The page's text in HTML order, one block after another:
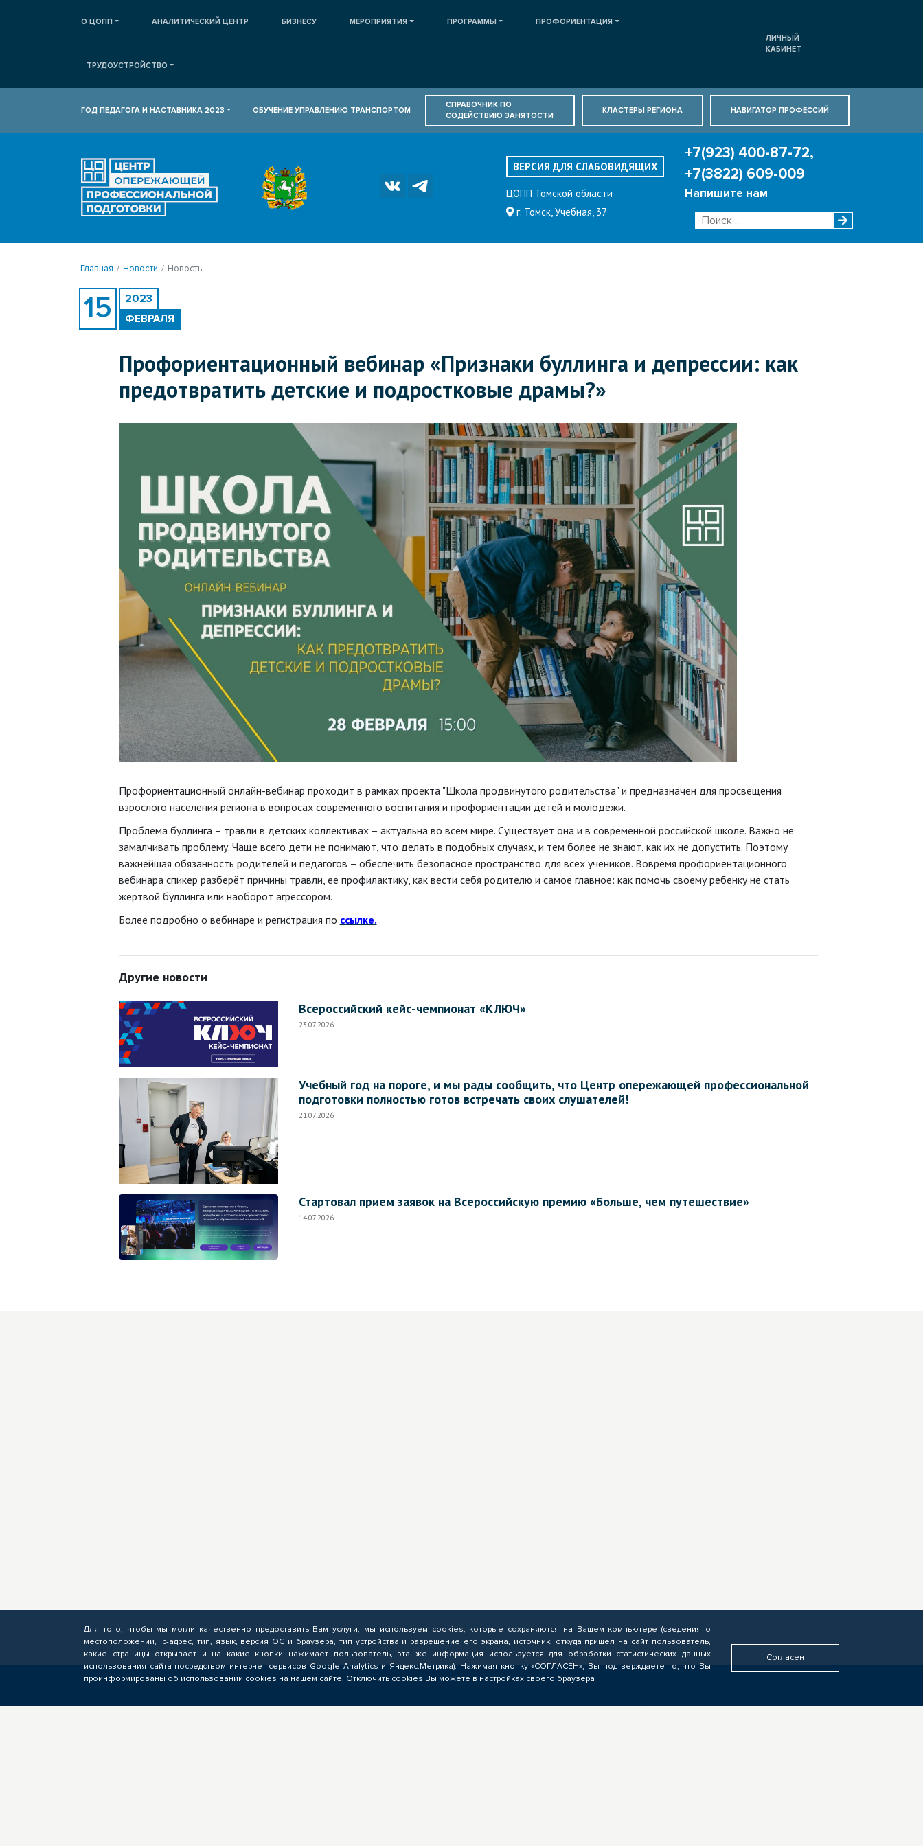
О ЦОПП АНАЛИТИЧЕСКИЙ ЦЕНТР БИЗНЕСУ МЕРОПРИЯТИЯ ПРОГРАММЫ ПРОФОРИЕНТАЦИЯ
ТРУДОУСТРОЙСТВО
ЛИЧНЫЙ
КАБИНЕТ
ГОД ПЕДАГОГА И НАСТАВНИКА 2023 ОБУЧЕНИЕ УПРАВЛЕНИЮ ТРАНСПОРТОМ
СПРАВОЧНИК ПО
СОДЕЙСТВИЮ ЗАНЯТОСТИ
КЛАСТЕРЫ РЕГИОНА НАВИГАТОР ПРОФЕССИЙ
ВЕРСИЯ ДЛЯ СЛАБОВИДЯЩИХ
ЦОПП Томской области
г. Томск, Учебная, 37
+7(923) 400-87-72,
+7(3822) 609-009
Напишите нам
Главная Новости Новость
15 2023
ФЕВРАЛЯ
Профориентационный вебинар «Признаки буллинга и депрессии: как
предотвратить детские и подростковые драмы?»
Профориентационный онлайн-вебинар проходит в рамках проекта "Школа продвинутого родительства" и предназначен для просвещения
взрослого населения региона в вопросах современного воспитания и профориентации детей и молодежи.
Проблема буллинга – травли в детских коллективах – актуальна во всем мире. Существует она и в современной российской школе. Важно не
замалчивать проблему. Чаще всего дети не понимают, что делать в подобных случаях, и тем более не знают, как их не допустить. Поэтому
важнейшая обязанность родителей и педагогов – обеспечить безопасное пространство для всех учеников. Вовремя профориентационного
вебинара спикер разберёт причины травли, ее профилактику, как вести себя родителю и самое главное: как помочь своему ребенку не стать
жертвой буллинга или наоборот агрессором.
Более подробно о вебинаре и регистрация по ссылке.
Другие новости
Всероссийский кейс-чемпионат «КЛЮЧ»
23.07.2026
Учебный год на пороге, и мы рады сообщить, что Центр опережающей профессиональной
подготовки полностью готов встречать своих слушателей!
21.07.2026
Стартовал прием заявок на Всероссийскую премию «Больше, чем путешествие»
14.07.2026
СЛУШАТЕЛЮ БИЗНЕСУ
ОБРАЗОВАТЕЛЬНЫМ
У ВАС ДРУГАЯ РОЛЬ?
Для того, чтобы мы могли качественно предоставить Вам услуги, мы используем cookies, которые сохраняются на Вашем компьютере (сведения о
местоположении, ip-адрес, тип, язык, версия ОС и браузера, тип устройства и разрешение его экрана, источник, откуда пришел на сайт пользователь,
какие страницы открывает и на какие кнопки нажимает пользователь, эта же информация используется для обработки статистических данных
использования сайта посредством интернет-сервисов Google Analytics и Яндекс.Метрика). Нажимая кнопку «СОГЛАСЕН», Вы подтверждаете то, что Вы
проинформированы об использовании cookies на нашем сайте. Отключить cookies Вы можете в настройках своего браузера
Согласен